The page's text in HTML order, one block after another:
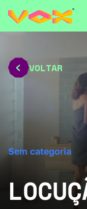
VOLTAR
Sem categoria